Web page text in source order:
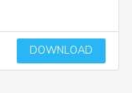
DOWNLOAD